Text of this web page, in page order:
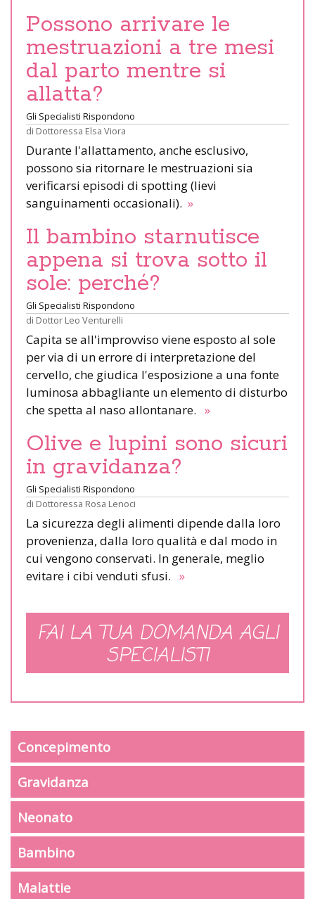
Possono arrivare le
mestruazioni a tre mesi
dal parto mentre si
allatta?
Gli Specialisti Rispondono
di Dottoressa Elsa Viora
Durante l'allattamento, anche esclusivo,
possono sia ritornare le mestruazioni sia
verificarsi episodi di spotting (lievi
sanguinamenti occasionali). »
Il bambino starnutisce
appena si trova sotto il
sole: perché?
Gli Specialisti Rispondono
di Dottor Leo Venturelli
Capita se all'improvviso viene esposto al sole
per via di un errore di interpretazione del
cervello, che giudica l'esposizione a una fonte
luminosa abbagliante un elemento di disturbo
che spetta al naso allontanare. »
Olive e lupini sono sicuri
in gravidanza?
Gli Specialisti Rispondono
di Dottoressa Rosa Lenoci
La sicurezza degli alimenti dipende dalla loro
provenienza, dalla loro qualità e dal modo in
cui vengono conservati. In generale, meglio
evitare i cibi venduti sfusi. »
FAI LA TUA DOMANDA AGLI
SPECIALISTI
Concepimento
Gravidanza
Neonato
Bambino
Malattie